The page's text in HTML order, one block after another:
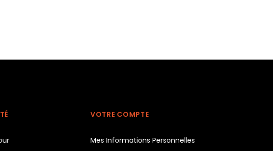
VOTRE COMPTE
Mes Informations Personnelles